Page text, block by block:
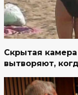
Скрытая
вытворяют,